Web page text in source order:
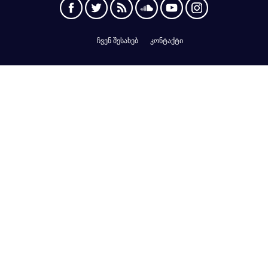
ჩვენ შესახებ კონტაქტი